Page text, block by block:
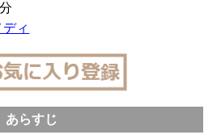
ディ
あらすじ